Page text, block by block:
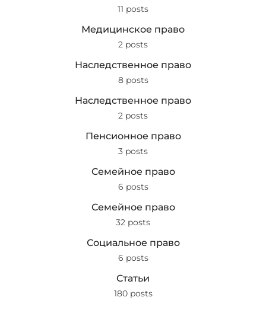
11 posts
Медицинское право
2 posts
Наследственное право
8 posts
Наследственное право
2 posts
Пенсионное право
3 posts
Семейное право
6 posts
Семейное право
32 posts
Социальное право
6 posts
Статьи
180 posts